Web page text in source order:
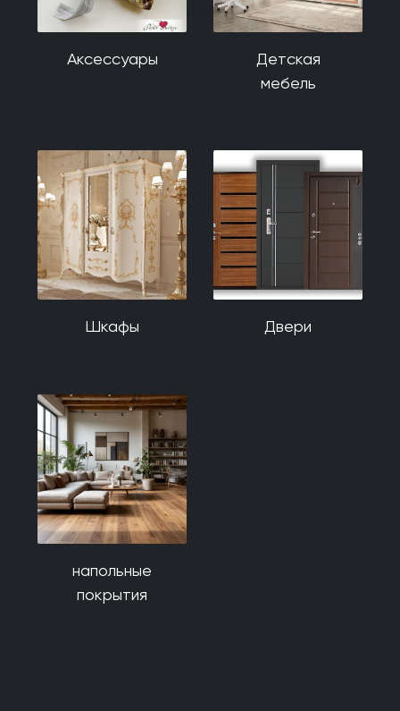
Аксессуары
Детская
мебель
Шкафы Двери
напольные
покрытия